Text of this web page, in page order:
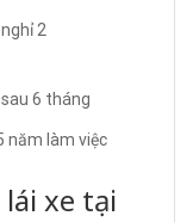
2
6 tháng
năm làm việc
xe tại